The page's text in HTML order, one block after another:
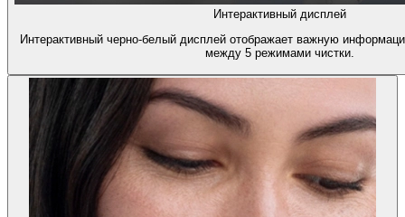
Интерактивный дисплей
Интерактивный черно-белый дисплей отображает важную
между 5 режимами чистки.